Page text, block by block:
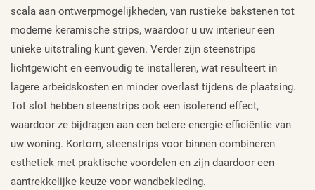
scala aan ontwerpmogelijkheden, van rustieke bakstenen tot
moderne keramische strips, waardoor u uw interieur een
unieke uitstraling kunt geven. Verder zijn steenstrips
lichtgewicht en eenvoudig te installeren, wat resulteert in
lagere arbeidskosten en minder overlast tijdens de plaatsing.
Tot slot hebben steenstrips ook een isolerend effect,
waardoor ze bijdragen aan een betere energie-efficiëntie van
uw woning. Kortom, steenstrips voor binnen combineren
esthetiek met praktische voordelen en zijn daardoor een
aantrekkelijke keuze voor wandbekleding.